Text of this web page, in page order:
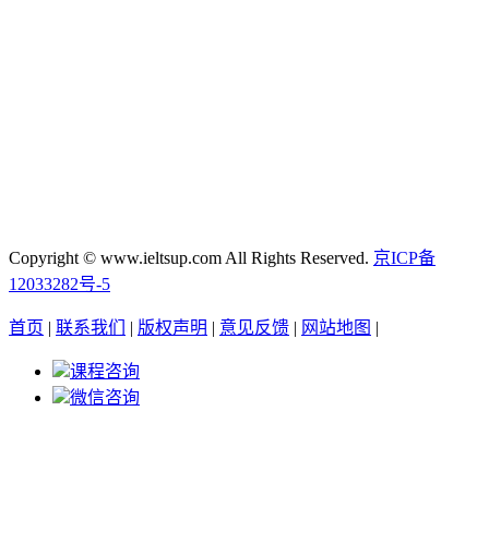
Copyright © www.ieltsup.com All Rights Reserved. 京ICP备
12033282号-5
首页 | 联系我们 | 版权声明 | 意见反馈 | 网站地图 |
课程咨询
微信咨询